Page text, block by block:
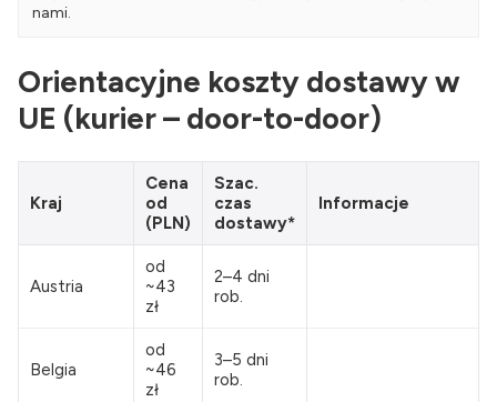
nami.
Orientacyjne koszty dostawy w
UE (kurier – door-to-door)
Kraj
Cena
od
(PLN)
Szac.
czas
dostawy*
Informacje
Austria
od
~43
zł
2–4 dni
rob.
Belgia
od
~46
zł
3–5 dni
rob.